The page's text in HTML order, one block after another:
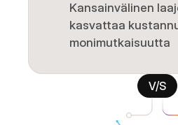
Kansainvälinen
kasvattaa
monimutkaisuutta
V/S